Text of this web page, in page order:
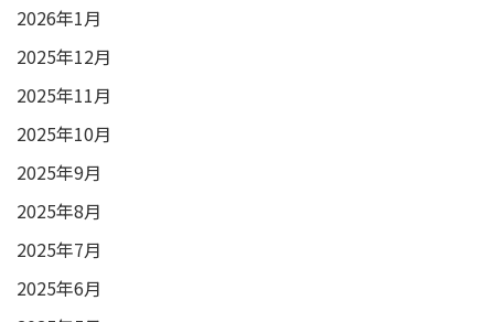
2026年1月
2025年12月
2025年11月
2025年10月
2025年9月
2025年8月
2025年7月
2025年6月